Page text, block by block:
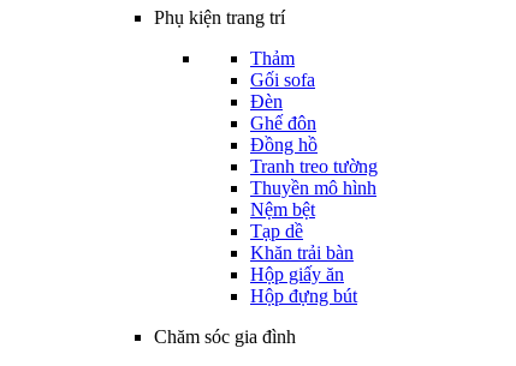
Phụ kiện trang trí
Thảm
Gối sofa
Đèn
Ghế đôn
Đồng hồ
Tranh treo tường
Thuyền mô hình
Nệm bệt
Tạp dề
Khăn trải bàn
Hộp giấy ăn
Hộp đựng bút
Chăm sóc gia đình